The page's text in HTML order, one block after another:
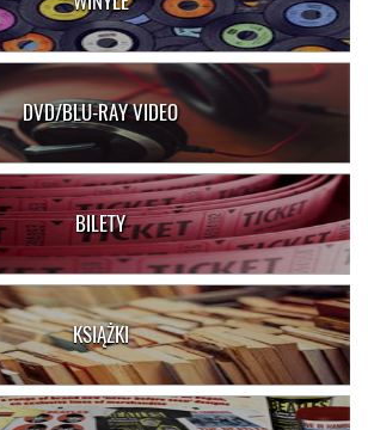
DVD/BLU-RAY VIDEO
BILETY
KSIĄŻKI